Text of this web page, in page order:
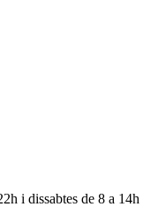
i dissabtes de 8 a 14h